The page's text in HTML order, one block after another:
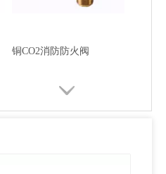
铜CO2消防防火阀